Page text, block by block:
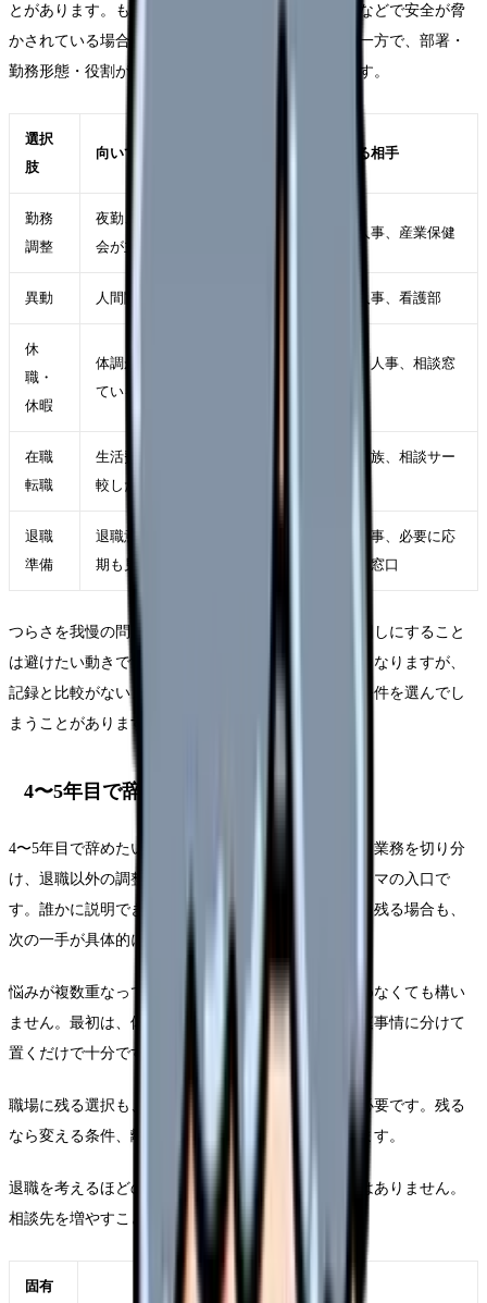
とがあります。もちろん、ハラスメントや体調悪化などで安全が脅
かされている場合は、距離を取ることが優先です。一方で、部署・
勤務形態・役割が変われば続けられる場合もあります。
選択
肢
向いているケース 確認する相手
勤務
調整
夜勤、残業、受け持ち、委員
会が主因
師長、人事、産業保健
異動 人間関係や診療科相性が主因 師長、人事、看護部
休
職・
休暇
体調が落ち、判断力も下がっ
ている
主治医、人事、相談窓
在職
転職
生活費を守りながら条件を比
較したい
自分、家族、相談サー
退職
準備
退職意思が固く、引き継ぎ時
期も見えている
職場、人事、必要に応
じて外部窓口
つらさを我慢の問題にして、事実の記録や相談を後回しにすること
は避けたい動きです。限界の時ほど早く終わらせたくなりますが、
記録と比較がないまま動くと、次の職場選びで同じ条件を選んでし
まうことがあります。
4〜5年目で辞めたい時の固有チェック
4〜5年目で辞めたいが強くなる曜日・勤務帯・相手・業務を切り分
け、退職以外の調整余地も確認することが、このテーマの入口で
す。誰かに説明できる形にすると、退職する場合も、残る場合も、
次の一手が具体的になります。
悩みが複数重なっている時は、退職理由を一つに決めなくても構い
ません。最初は、体調、勤務、給与、人間関係、家庭事情に分けて
置くだけで十分です。
職場に残る選択も、離れる選択も、どちらも準備が必要です。残る
なら変える条件、離れるなら次で避ける条件を決めます。
退職を考えるほどの悩みは、本人だけで背負う必要はありません。
相談先を増やすことも、判断の質を上げる行動です。
固有